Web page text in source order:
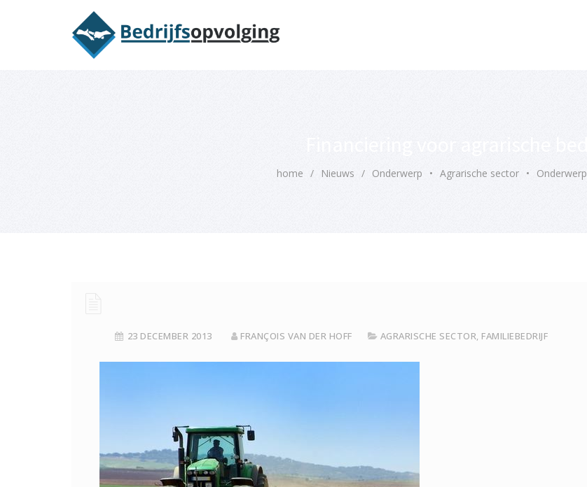
home / Nieuws / Onderwerp • Agrarische sector • Onderwerp
23 DECEMBER 2013 FRANÇOIS VAN DER HOFF AGRARISCHE SECTOR, FAMILIEBEDRIJF
Oriëntatiememo bedrijfsopvolging voor fiscaal juridisch advies